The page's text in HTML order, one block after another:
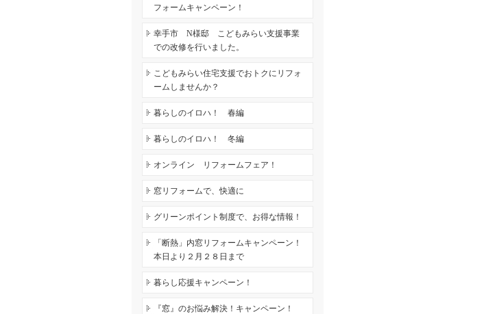
フォームキャンペーン！
幸手市 N様邸 こどもみらい支援事業
での改修を行いました。
こどもみらい住宅支援でおトクにリフォ
ームしませんか？
暮らしのイロハ！ 春編
暮らしのイロハ！ 冬編
オンライン リフォームフェア！
窓リフォームで、快適に
グリーンポイント制度で、お得な情報！
「断熱」内窓リフォームキャンペーン！
本日より２月２８日まで
暮らし応援キャンペーン！
『窓』のお悩み解決！キャンペーン！